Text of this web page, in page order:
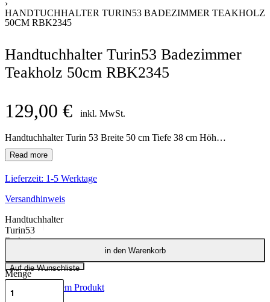
›
HANDTUCHHALTER TURIN53 BADEZIMMER TEAKHOLZ
50CM RBK2345
Handtuchhalter Turin53 Badezimmer
Teakholz 50cm RBK2345
129,00 € inkl. MwSt.
Handtuchhalter Turin 53 Breite 50 cm Tiefe 38 cm Höhe 80 cm
Lieferzeit: 1-5 Werktage
Versandhinweis
Handtuchhalter
Turin53
Badezimmer
RBK2345
Menge
in den Warenkorb
Auf die Wunschliste
Fragen zu diesem Produkt